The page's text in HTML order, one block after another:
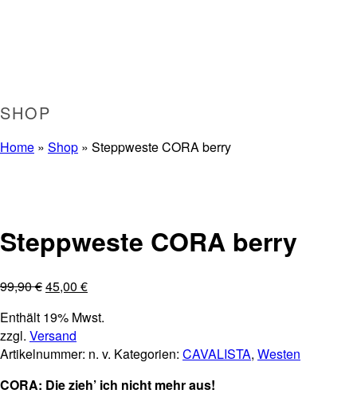
SHOP
Home » Shop » Steppweste CORA berry
Steppweste CORA berry
99,90€45,00 €
Enthält 19% Mwst.
zzgl. Versand
Artikelnummer: n. v. Kategorien: CAVALISTA, Westen
CORA: Die zieh’ ich nicht mehr aus!